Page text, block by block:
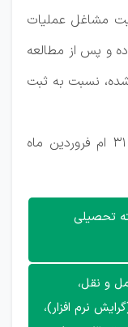
۱۳۹۹/۰۱/۳۱ به سایت مشاغل عملیات
و پس از مطالعه
نسبت به ثبت
تاریخ اتمام ثبت نام تا ساعت 24 روز 31 ام فروردین ماه
تحصیلی
و نقل،
نرم افزار)،